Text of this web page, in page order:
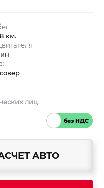
км.
лиц:
АВТО